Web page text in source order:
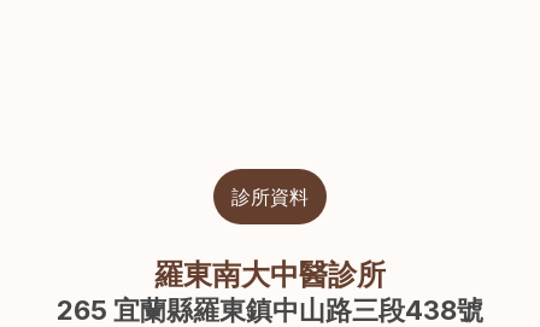
診所資料
羅東南大中醫診所
265 宜蘭縣羅東鎮中山路三段438號